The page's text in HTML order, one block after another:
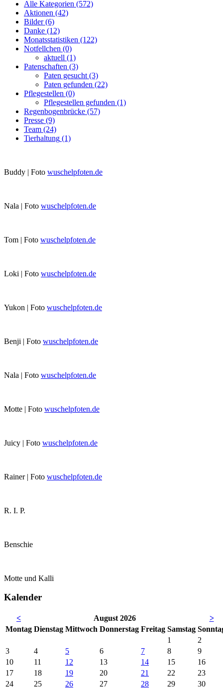
Alle Kategorien (572)
Aktionen (42)
Bilder (6)
Danke (12)
Monatsstatistiken (122)
Notfellchen (0)
aktuell (1)
Patenschaften (3)
Paten gesucht (3)
Paten gefunden (22)
Pflegestellen (0)
Pflegestellen gefunden (1)
Regenbogenbrücke (57)
Presse (9)
Team (24)
Tierhaltung (1)
Buddy | Foto wuschelpfoten.de
Nala | Foto wuschelpfoten.de
Tom | Foto wuschelpfoten.de
Loki | Foto wuschelpfoten.de
Yukon | Foto wuschelpfoten.de
Benji | Foto wuschelpfoten.de
Nala | Foto wuschelpfoten.de
Motte | Foto wuschelpfoten.de
Juicy | Foto wuschelpfoten.de
Rainer | Foto wuschelpfoten.de
R. I. P.
Benschie
Motte und Kalli
Kalender
< August 2026
>
Montag Dienstag Mittwoch Donnerstag Freitag Samstag So
1
2
3
4 5 6 7 8
9
10
11 12 13 14 15
16
17
18 19 20 21 22
23
24
25 26 27 28 29
30